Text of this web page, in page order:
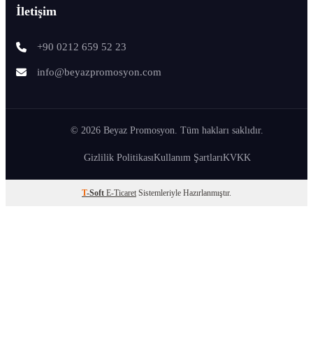
İletişim
+90 0212 659 52 23
info@beyazpromosyon.com
© 2026 Beyaz Promosyon. Tüm hakları saklıdır.
Gizlilik PolitikasıKullanım ŞartlarıKVKK
T-Soft E-Ticaret Sistemleriyle Hazırlanmıştır.